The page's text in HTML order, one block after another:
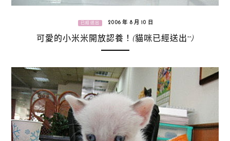
已經送出 2006 年 8 月 10 日
可愛的小米米開放認養！(貓咪已經送出^^)